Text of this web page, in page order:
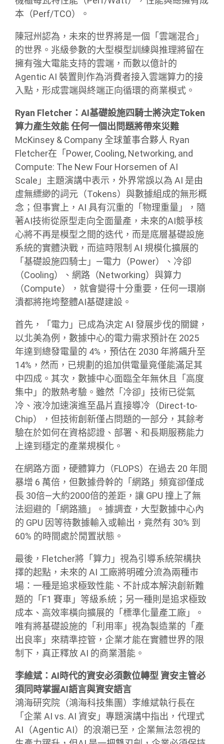
本（Perf/TCO）。
陳冠州認為，未來的世界將是一個「雲端混合」
的世界。兆級參數的大型模型訓練與推理將留在
擁有強大電能支持的雲端，而數以億計的
Agentic AI 裝置則作為消費者接入雲端算力的接
入點，形成雲端與終端正向循環的商業模式。
Ryan Fletcher：AI基礎設施四騎士將決定Token
算力產生效能 任何一個出問題將帶來災難
McKinsey & Company 全球董事合夥人 Ryan
Fletcher在「Power, Cooling, Networking, and
Compute: The New Four Horsemen of AI
Scale」主題演講中表示，外界常誤以為 AI 是由
虛無縹緲的詞元（Tokens）與數據組成的無形概
念；但事實上，AI 具有沉重的「物理重量」，隨
著AI技術從原型走向全面量產，未來的AI競爭核
心將不再是模型之間的迭代，而是底層基礎設施
系統的實體決戰，而這時限制 AI 規模化擴展的
「基礎設施四騎士」—電力（Power）、冷卻
（Cooling）、網路（Networking）與算力
（Compute），就會變得十分重要，任何一環崩
潰都將拖垮整體AI基礎建設。
首先，「電力」已成為決定 AI 發展步伐的關鍵，
以北美為例，數據中心的電力需求預計在 2025
年達到總發電量的 4%，預估在 2030 年將飆升至
14%，然而，已規劃的追加供電量竟僅能滿足其
中四成。其次，數據中心面臨全年無休且「高度
集中」的散熱考驗。雖然「冷卻」技術已從氣
冷、液冷加速演進至晶片直接導冷（Direct-to-
Chip），但技術創新僅占問題的一部分，其餘考
驗在於如何在資格認證、部署、和長期服務能力
上達到穩定的產業規模化。
在網路方面，硬體算力（FLOPS）在過去 20 年間
暴增 6 萬倍，但數據骨幹的「網路」頻寬卻僅成
長 30倍—大約2000倍的差距，讓 GPU 撞上了無
法迴避的「網路牆」。據調查，大型數據中心內
的 GPU 因等待數據輸入或輸出，竟然有 30% 到
60% 的時間處於閒置狀態。
最後，Fletcher將「算力」視為引導系統架構抉
擇的起點，未來的 AI 工廠將明確分流為兩種市
場：一種是追求極致性能、不計成本解決創新難
題的「F1 賽車」等級系統；另一種則是追求極致
成本、高效率橫向擴展的「標準化量產工廠」。
唯有將基礎設施的「利用率」視為製造業的「產
出良率」來精準控管，企業才能在實體世界的限
制下，真正釋放 AI 的商業潛能。
李維斌：AI時代的資安必須數位轉型 資安主管必
須同時掌握AI語言與資安語言
鴻海研究院（鴻海科技集團）李維斌執行長在
「企業 AI vs. AI 資安」專題演講中指出，代理式
AI（Agentic AI）的浪潮已至，企業無法忽視的